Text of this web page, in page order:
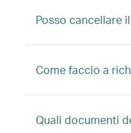
Posso cancellare
Come faccio a
Quali documenti